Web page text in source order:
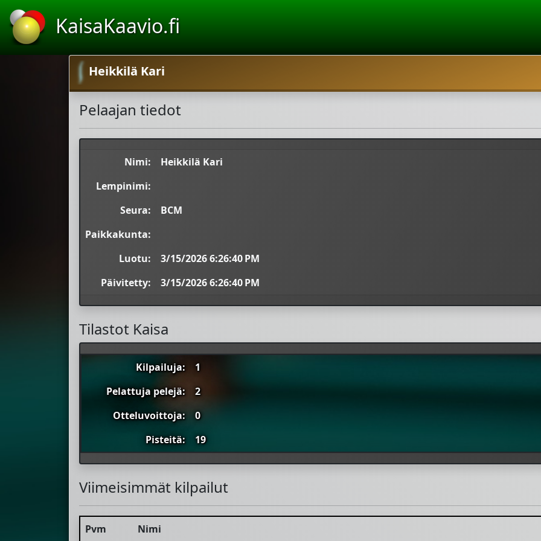
KaisaKaavio.fi
Heikkilä Kari
Pelaajan tiedot
Nimi:
Heikkilä Kari
Lempinimi:
Seura:
BCM
Paikkakunta:
Luotu:
3/15/2026 6:26:40 PM
Päivitetty:
3/15/2026 6:26:40 PM
Tilastot Kaisa
Kilpailuja:
1
Pelattuja pelejä:
2
Otteluvoittoja:
0
Pisteitä:
19
Viimeisimmät kilpailut
Pvm Nimi